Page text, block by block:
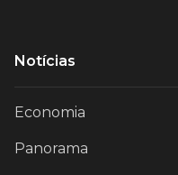
Notícias
Economia
Panorama